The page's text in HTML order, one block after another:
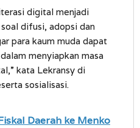
digital menjadi
difusi, adopsi dan
para kaum muda dapat
menyiapkan masa
kata Lekransy di
sosialisasi.
Daerah ke Menko